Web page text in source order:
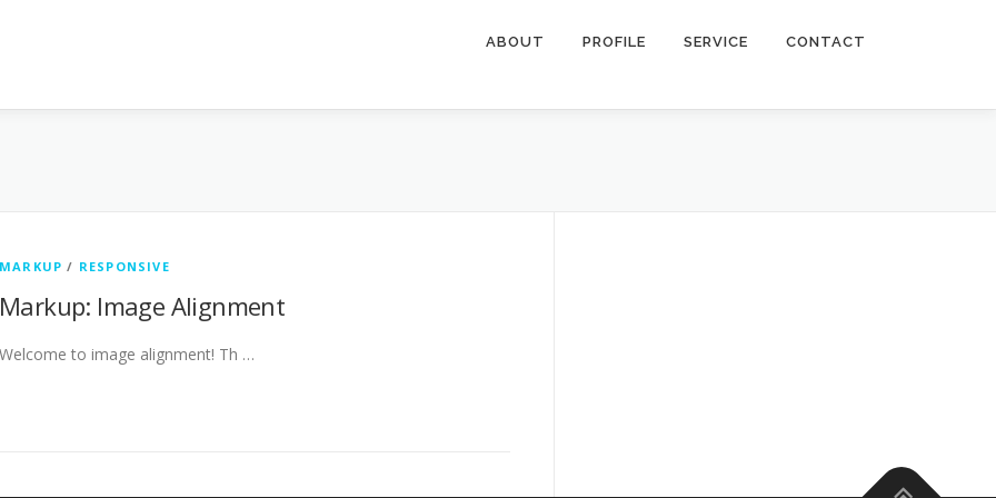
ABOUT PROFILE SERVICE CONTACT
MARKUP / RESPONSIVE
Markup: Image Alignment
Welcome to image alignment! Th …